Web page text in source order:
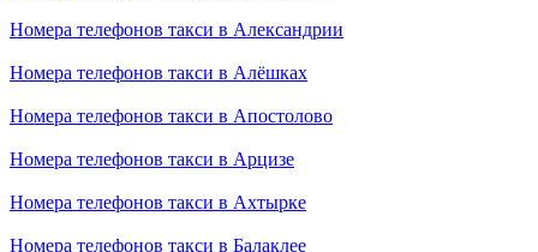
Номера телефонов такси в Александрии
Номера телефонов такси в Алёшках
Номера телефонов такси в Апостолово
Номера телефонов такси в Арцизе
Номера телефонов такси в Ахтырке
Номера телефонов такси в Балаклее